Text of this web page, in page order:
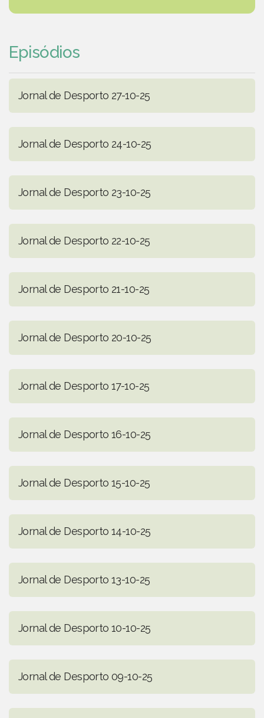
Episódios
Jornal de Desporto 27-10-25
Jornal de Desporto 24-10-25
Jornal de Desporto 23-10-25
Jornal de Desporto 22-10-25
Jornal de Desporto 21-10-25
Jornal de Desporto 20-10-25
Jornal de Desporto 17-10-25
Jornal de Desporto 16-10-25
Jornal de Desporto 15-10-25
Jornal de Desporto 14-10-25
Jornal de Desporto 13-10-25
Jornal de Desporto 10-10-25
Jornal de Desporto 09-10-25